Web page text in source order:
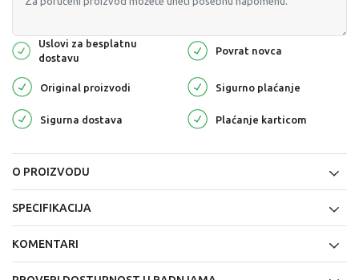
Uslovi za besplatnu
dostavu
Povrat novca
Original proizvodi Sigurno plaćanje
Sigurna dostava Plaćanje karticom
O PROIZVODU
SPECIFIKACIJA
KOMENTARI